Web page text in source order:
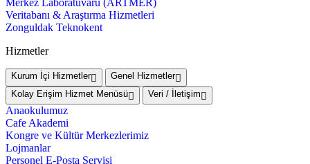
Merkez Laboratuvaru (ARTMER)
Veritabanı & Araştırma Hizmetleri
Zonguldak Teknokent
Hizmetler
Kurum İçi Hizmetler
Genel Hizmetler
Kolay Erişim Hizmet Menüsü
Veri / İletişim
Anaokulumuz
Cafe Akademi
Kongre ve Kültür Merkezlerimiz
Lojmanlar
Personel E-Posta Servisi